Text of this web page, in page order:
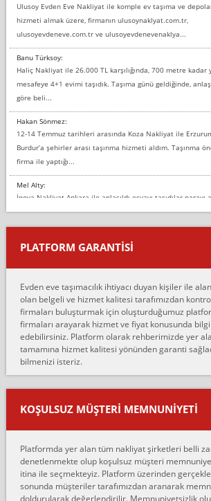
Ulusoy Evden Eve Nakliyat ile komple ev taşıma ve
hizmeti almak üzere, firmanın ulusoynaklyat.com.tr,
ulusoyevdeneve.com.tr ve ulusoyevdenevenaklya...
Banu Türksoy:
Haliç Nakliyat ile 26.000 TL karşılığında, 700 metre kadar
mesafeye 4+1 evimi taşıdık. Taşıma günü geldiğinde,
göre beli...
Hakan Sönmez:
12-14 Temmuz tarihleri arasında Koza Nakliyat ile
Burdur’a şehirler arası taşınma hizmeti aldım. Taşınma
firma ile yaptığı...
Mel Alty:
İnova Nakliyat Ankara ile anlaşıldı eşyayı taşıdılar parayı
Salon duvarına bir baktım birisi boydan alüminyum renkli
yapıştırm...
Murat:
çalıştıklarını, müş...
Ahmet:
Lüleburgaz güngünes evden eve naklyat eşyalarımı
anlaştık sabah eve geldiklerinde de eşyalarımı düzgün
sarcaz demelerine r...
mehmet güldü:
Ankara ALİCANLAR NAKLİYAT Tutarsız ve ticari ahlak
var verdikleri fiyat teklifini arttırdılar. Sonrasında taşıma
oldukça tutarsı...
Ankara Alicanlar naklyat tel 5465524025. 2600 TL'ye
Konya ya Alicanlar naklyat la anlaştık bu şahıs evin
fiyatın mazoto gele...
PLATFORM GARANTİSİ
Evden eve taşımacılık ihtiyacı duyan kişiler ile
olan belgeli ve hizmet kalitesi tarafımızdan
firmaları buluşturmak için oluşturduğumuz
firmaları arayarak hizmet ve fiyat konusunda
edebilirsiniz. Platform olarak rehberimizde yer
tamamına hizmet kalitesi yönünden garanti
bilmenizi isteriz.
KOŞULSUZ MÜŞTERI MEMNUNIYETI
Platformda yer alan tüm nakliyat şirketleri belli
denetlenmekte olup koşulsuz müşteri
itina ile seçmekteyiz. Platform üzerinden
sonunda müşteriler tarafımızdan aranarak
doldurularak değerlendirilir. Memnuniyetsizlik